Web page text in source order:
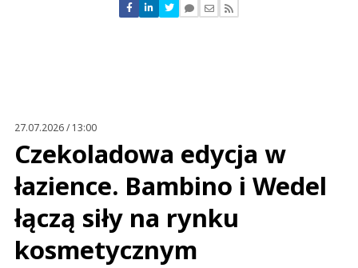
Nie znaleziono komentarzy
Zostaw swoje komentarze
27.07.2026 / 13:00
Czekoladowa edycja w
łazience. Bambino i Wedel
łączą siły na rynku
kosmetycznym